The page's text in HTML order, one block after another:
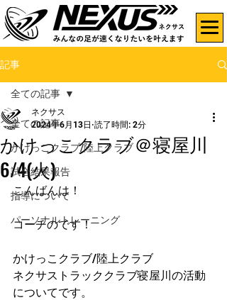
記事
全ての記事
かけっこクラブ/陸上クラブ
試合結果報告
指導について
パーソナルトレーニング
全ての記事
かけっこクラブ＠寝屋川
6/4(火)
ネクサス
2024年6月13日 読了時間: 2分
こんばんは！
コーチのです！
かけっこクラブ/陸上クラブ
ネクサストラッククラブ寝屋川の活動
についてです。